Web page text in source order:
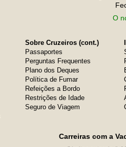
O
Sobre Cruzeiros (cont.)
Passaportes
Perguntas Frequentes
Plano dos Deques
Política de Fumar
Refeições a Bordo
Restrições de Idade
Seguro de Viagem
Carreiras com a